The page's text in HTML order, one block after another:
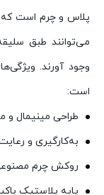
پلاس و چرم است که
می‌توانند طبق
وجود آورند.
است:
طراحی مینیمال و
به‌کارگیری و
روکش چرم مصنوعی
پایه پلاستیک